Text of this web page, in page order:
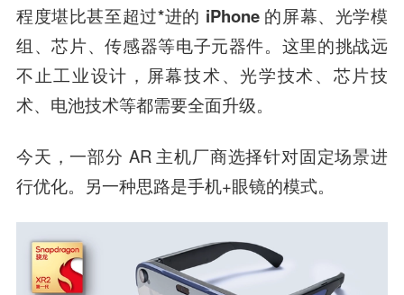
程度堪比甚至超过*进的 iPhone 的屏幕、光学模
组、芯片、传感器等电子元器件。 这里的挑战远
不止工业设计，屏幕技术、光学技术、芯片技
术、电池技术等都需要全面升级。
今天，一部分 AR 主机厂商选择针对固定场景进
行优化。另一种思路是手机+眼镜的模式。